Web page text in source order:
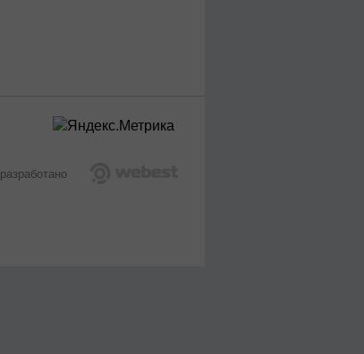
разработано